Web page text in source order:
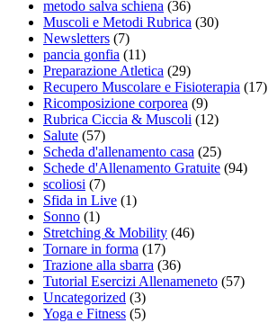
metodo salva schiena (36)
Muscoli e Metodi Rubrica (30)
Newsletters (7)
pancia gonfia (11)
Preparazione Atletica (29)
Recupero Muscolare e Fisioterapia (17)
Ricomposizione corporea (9)
Rubrica Ciccia & Muscoli (12)
Salute (57)
Scheda d'allenamento casa (25)
Schede d'Allenamento Gratuite (94)
scoliosi (7)
Sfida in Live (1)
Sonno (1)
Stretching & Mobility (46)
Tornare in forma (17)
Trazione alla sbarra (36)
Tutorial Esercizi Allenameneto (57)
Uncategorized (3)
Yoga e Fitness (5)